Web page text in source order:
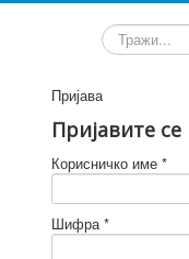
Претрага
Пријава
Пријавите
Корисничко име *
Шифра *